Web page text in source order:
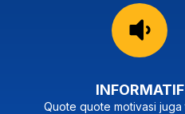
INFORMATIF
Quote quote motivasi juga